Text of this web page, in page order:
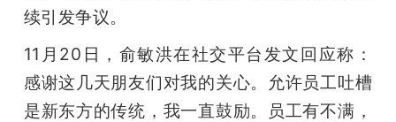
续引发争议。
11月20日，俞敏洪在社交平台发文回应称：
感谢这几天朋友们对我的关心。允许员工吐槽
是新东方的传统，我一直鼓励。员工有不满，